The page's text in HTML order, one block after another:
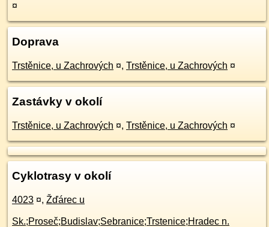
¤
Doprava
Trstěnice, u Zachrových ¤, Trstěnice, u Zachrových ¤
Zastávky v okolí
Trstěnice, u Zachrových ¤, Trstěnice, u Zachrových ¤
Cyklotrasy v okolí
4023 ¤, Žďárec u
Sk.;Proseč;Budislav;Sebranice;Trstenice;Hradec n.